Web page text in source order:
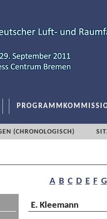
(CHRONOLOGISCH)
A B C D E F G
E. Kleemann